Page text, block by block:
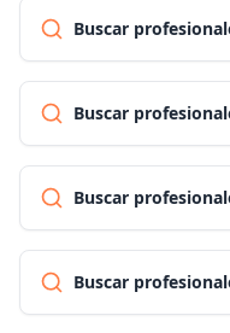
Buscar
Buscar
Buscar
Buscar